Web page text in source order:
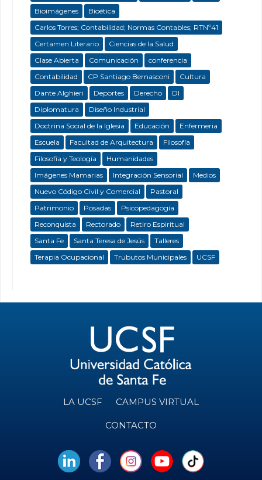
Bioimágenes
Bioética
Carlos Torres; Contabilidad; Normas Contables; RTNº41
Certamen Literario
Ciencias de la Salud
Clase Abierta
Comunicación
conferencia
Contabilidad
CP Santiago Bernasconi
Cultura
Dante Alghieri
Deportes Derecho
DI
Diplomatura
Diseño Industrial
Doctrina Social de la Iglesia
Educación
Enfermeria
Escuela
Facultad de Arquitectura
Filosofía
Filosofía y Teología
Humanidades
Imágenes Mamarias
Integración Sensorial
Medios
Nuevo Código Civil y Comercial
Pastoral
Patrimonio
Posadas
Psicopedagogía
Reconquista
Rectorado
Retiro Espiritual
Santa Fe
Santa Teresa de Jesús
Talleres
Terapia Ocupacional
Trubutos Municipales UCSF
LA UCSF CAMPUS VIRTUAL
CONTACTO